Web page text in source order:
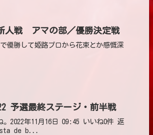
人戦 アマの部／優勝決定戦
優勝して姫路プロから花束とか感慨深
予選最終ステージ・前半戦
2022年11月16日 09:45 いいね0件 返
de b...